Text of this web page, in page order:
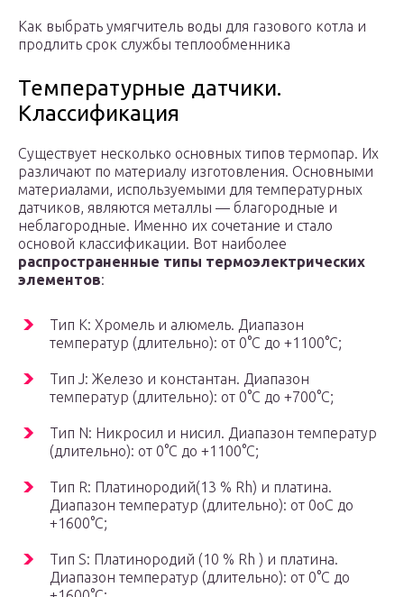
Как выбрать умягчитель воды для газового котла и
продлить срок службы теплообменника
Температурные датчики.
Классификация
Существует несколько основных типов термопар. Их
различают по материалу изготовления. Основными
материалами, используемыми для температурных
датчиков, являются металлы — благородные и
неблагородные. Именно их сочетание и стало
основой классификации. Вот наиболее
распространенные типы термоэлектрических
элементов:
Тип К: Хромель и алюмель. Диапазон
температур (длительно): от 0°С до +1100°С;
Тип J: Железо и константан. Диапазон
температур (длительно): от 0°С до +700°С;
Тип N: Никросил и нисил. Диапазон температур
(длительно): от 0°С до +1100°С;
Тип R: Платинородий(13 % Rh) и платина.
Диапазон температур (длительно): от 0оС до
+1600°С;
Тип S: Платинородий (10 % Rh ) и платина.
Диапазон температур (длительно): от 0°С до